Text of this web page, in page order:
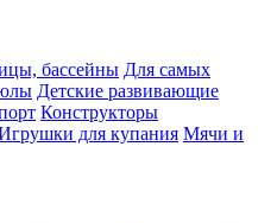
бассейны Для самых
Детские развивающие
Конструкторы
для купания Мячи и